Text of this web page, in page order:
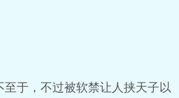
于，不过被软禁让人挟天子以